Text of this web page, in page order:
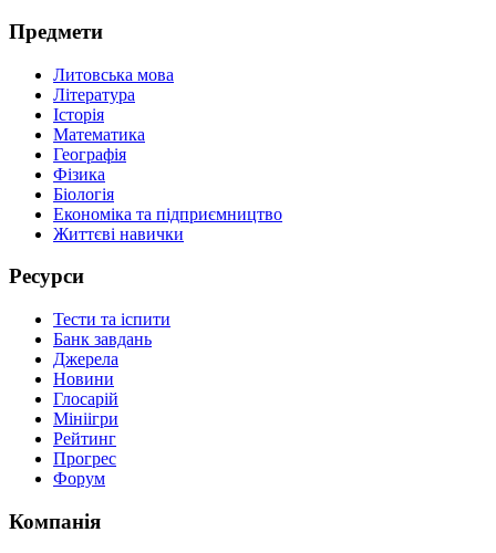
Предмети
Литовська мова
Література
Історія
Математика
Географія
Фізика
Біологія
Економіка та підприємництво
Життєві навички
Ресурси
Тести та іспити
Банк завдань
Джерела
Новини
Глосарій
Мініігри
Рейтинг
Прогрес
Форум
Компанія